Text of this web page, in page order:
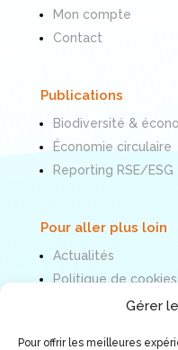
Gérer
Pour offrir les meilleures
Mon compte
Contact
Publications
Biodiversité &
Économie circulaire
Reporting RSE/ESG
Pour aller plus loin
Actualités
Politique de cookies
Mentions légales